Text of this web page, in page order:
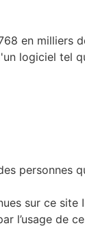
en milliers
logiciel tel
personnes
sur ce site
l’usage de